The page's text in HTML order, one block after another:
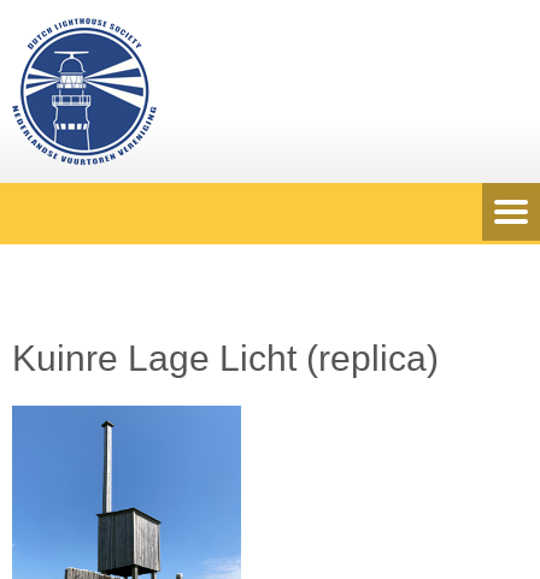
Kuinre Lage Licht (replica)